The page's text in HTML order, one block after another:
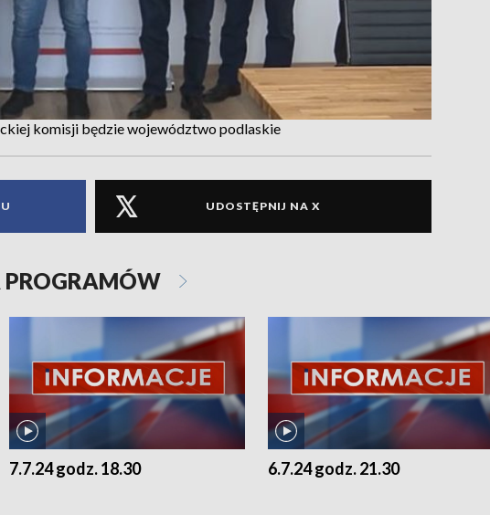
komisji będzie województwo podlaskie
UDOSTĘPNIJ NA X
7.7.24 godz. 18.30 6.7.24 godz. 21.30